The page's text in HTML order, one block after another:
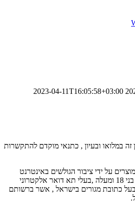
2023-04-11T16:05:58+03:00
זה במלואו ובעיון , כתנאי מוקדם להתקשרות
על ידי ציבור הגולשים באינטרנט
בישראל ורשאים לרכוש בה בני 18 ומעלה ,בעלי תא דואר אלקטרוני
כתובת מגורים בישראל , אשר ברשותם